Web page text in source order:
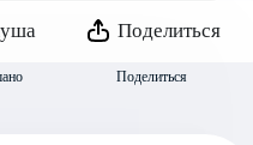
Поделиться
Поделиться